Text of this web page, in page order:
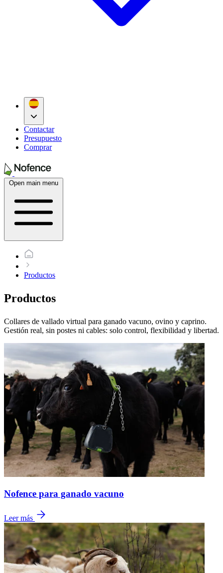
Contactar
Presupuesto
Comprar
Open main menu
Productos
Productos
Collares de vallado virtual para ganado vacuno, ovino y caprino.
Gestión real, sin postes ni cables: solo control, flexibilidad y libertad.
Nofence para ganado vacuno
Leer más